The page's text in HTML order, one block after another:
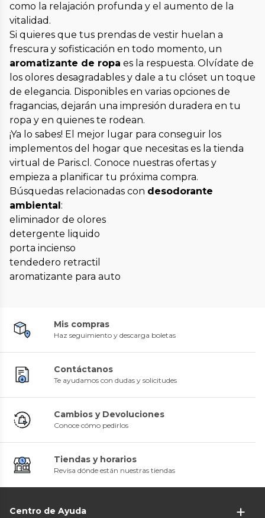
como la relajación profunda y el aumento de la
vitalidad.
Si quieres que tus prendas de vestir huelan a
frescura y sofisticación en todo momento, un
aromatizante de ropa es la respuesta. Olvídate de
los olores desagradables y dale a tu clóset un toque
de elegancia. Disponibles en varias opciones de
fragancias, dejarán una impresión duradera en tu
ropa y en quienes te rodean.
¡Ya lo sabes! El mejor lugar para conseguir los
implementos del hogar que necesitas es la tienda
virtual de Paris.cl. Conoce nuestras ofertas y
empieza a planificar tu próxima compra.
Búsquedas relacionadas con desodorante
ambiental:
eliminador de olores
detergente liquido
porta incienso
tendedero retractil
aromatizante para auto
Mis compras
Haz seguimiento y descarga boletas
Contáctanos
Te ayudamos con dudas y solicitudes
Cambios y Devoluciones
Conoce cómo pedirlos
Tiendas y horarios
Revisa dónde están nuestras tiendas
Centro de Ayuda